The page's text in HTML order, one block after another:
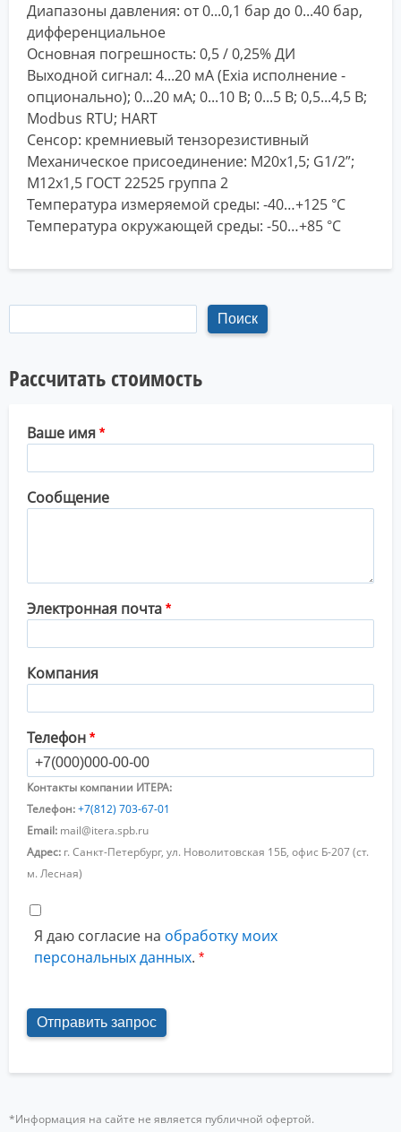
Диапазоны давления: от 0...0,1 бар до 0...40 бар,
дифференциальное
Основная погрешность: 0,5 / 0,25% ДИ
Выходной сигнал: 4...20 мА (Exia исполнение -
опционально); 0...20 мА; 0...10 В; 0...5 В; 0,5...4,5 В;
Modbus RTU; HART
Сенсор: кремниевый тензорезистивный
Механическое присоединение: М20х1,5; G1/2”;
М12х1,5 ГОСТ 22525 группа 2
Температура измеряемой среды: -40…+125 °C
Температура окружающей среды: -50…+85 °C
Рассчитать стоимость
Ваше имя
Сообщение
Электронная почта
Компания
Телефон
Контакты компании ИТЕРА:
Телефон:+7(812) 703-67-01
Email: mail@itera.spb.ru
Адрес: г. Санкт-Петербург, ул. Новолитовская 15Б, офис Б-207 (ст.
м. Лесная)
Я даю согласие на обработку моих
персональных данных.
*Информация на сайте не является публичной офертой.